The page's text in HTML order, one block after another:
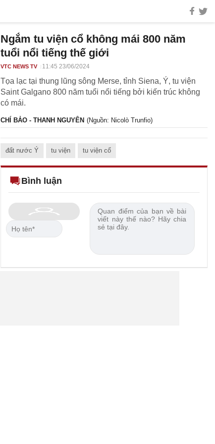
Ngắm tu viện cổ không mái 800 năm
tuổi nổi tiếng thế giới
VTC NEWS TV 11:45 23/06/2024
Tọa lạc tại thung lũng sông Merse, tỉnh Siena, Ý, tu viện
Saint Galgano 800 năm tuổi nổi tiếng bởi kiến trúc không
có mái.
CHÍ BẢO - THANH NGUYÊN (Nguồn: Nicolò Trunfio)
đất nước Ý tu viện tu viện cổ
Bình luận